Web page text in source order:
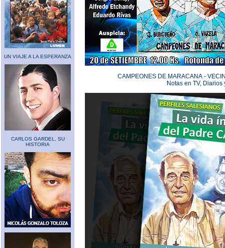
UN VIAJE A LA ESPERANZA
CARLOS GARDEL, SU
HISTORIA
CAMPEONES DE MARACANA -
Notas en TV, Diarios